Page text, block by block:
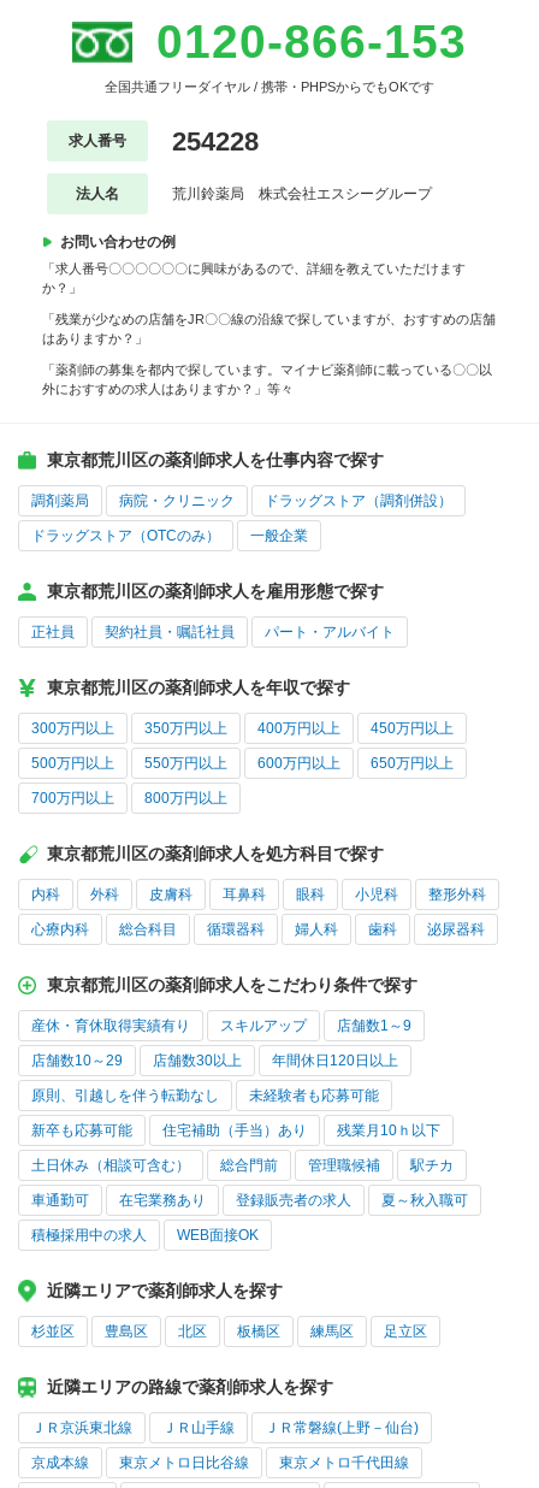
0120-866-153
全国共通フリーダイヤル / 携帯・PHPSからでもOKです
求人番号 254228
法人名 荒川鈴薬局 株式会社エスシーグループ
お問い合わせの例
「求人番号〇〇〇〇〇〇に興味があるので、詳細を教えていただけます
か？」
「残業が少なめの店舗をJR〇〇線の沿線で探していますが、おすすめの店舗
はありますか？」
「薬剤師の募集を都内で探しています。マイナビ薬剤師に載っている〇〇以
外におすすめの求人はありますか？」等々
東京都荒川区の薬剤師求人を仕事内容で探す
調剤薬局 病院・クリニック ドラッグストア（調剤併設）
ドラッグストア（OTCのみ） 一般企業
東京都荒川区の薬剤師求人を雇用形態で探す
正社員 契約社員・嘱託社員 パート・アルバイト
東京都荒川区の薬剤師求人を年収で探す
300万円以上 350万円以上 400万円以上 450万円以上
500万円以上 550万円以上 600万円以上 650万円以上
700万円以上 800万円以上
東京都荒川区の薬剤師求人を処方科目で探す
内科 外科 皮膚科 耳鼻科 眼科 小児科 整形外科
心療内科 総合科目 循環器科 婦人科 歯科 泌尿器科
東京都荒川区の薬剤師求人をこだわり条件で探す
産休・育休取得実績有り スキルアップ 店舗数1～9
店舗数10～29 店舗数30以上 年間休日120日以上
原則、引越しを伴う転勤なし 未経験者も応募可能
新卒も応募可能 住宅補助（手当）あり 残業月10ｈ以下
土日休み（相談可含む） 総合門前 管理職候補 駅チカ
車通勤可 在宅業務あり 登録販売者の求人 夏～秋入職可
積極採用中の求人 WEB面接OK
近隣エリアで薬剤師求人を探す
杉並区 豊島区 北区 板橋区 練馬区 足立区
近隣エリアの路線で薬剤師求人を探す
ＪＲ京浜東北線 ＪＲ山手線 ＪＲ常磐線(上野－仙台)
京成本線 東京メトロ日比谷線 東京メトロ千代田線